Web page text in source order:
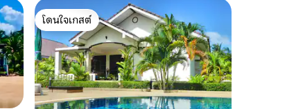
โดนใจเกสต์
โดนใจเกสต์